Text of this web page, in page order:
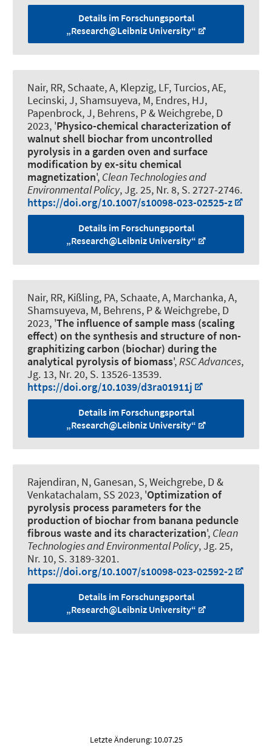
Details im Forschungsportal
„Research@Leibniz University“
Nair, RR, Schaate, A, Klepzig, LF, Turcios, AE,
Lecinski, J, Shamsuyeva, M, Endres, HJ,
Papenbrock, J, Behrens, P & Weichgrebe, D
2023, 'Physico-chemical characterization of
walnut shell biochar from uncontrolled
pyrolysis in a garden oven and surface
modification by ex-situ chemical
magnetization', Clean Technologies and
Environmental Policy, Jg. 25, Nr. 8, S. 2727-2746.
https://doi.org/10.1007/s10098-023-02525-z
Details im Forschungsportal
„Research@Leibniz University“
Nair, RR, Kißling, PA, Schaate, A, Marchanka, A,
Shamsuyeva, M, Behrens, P & Weichgrebe, D
2023, 'The influence of sample mass (scaling
effect) on the synthesis and structure of non-
graphitizing carbon (biochar) during the
analytical pyrolysis of biomass',RSC Advances,
Jg. 13, Nr. 20, S. 13526-13539.
https://doi.org/10.1039/d3ra01911j
Details im Forschungsportal
„Research@Leibniz University“
Rajendiran, N, Ganesan, S, Weichgrebe, D &
Venkatachalam, SS 2023, 'Optimization of
pyrolysis process parameters for the
production of biochar from banana peduncle
fibrous waste and its characterization', Clean
Technologies and Environmental Policy, Jg. 25,
Nr. 10, S. 3189-3201.
https://doi.org/10.1007/s10098-023-02592-2
Details im Forschungsportal
„Research@Leibniz University“
Letzte Änderung: 10.07.25